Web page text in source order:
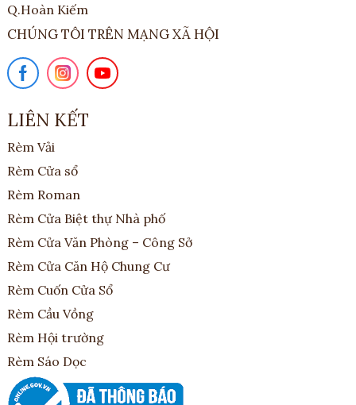
Q.Hoàn Kiếm
CHÚNG TÔI TRÊN MẠNG XÃ HỘI
LIÊN KẾT
Rèm Vải
Rèm Cửa sổ
Rèm Roman
Rèm Cửa Biệt thự Nhà phố
Rèm Cửa Văn Phòng – Công Sở
Rèm Cửa Căn Hộ Chung Cư
Rèm Cuốn Cửa Sổ
Rèm Cầu Vồng
Rèm Hội trường
Rèm Sáo Dọc